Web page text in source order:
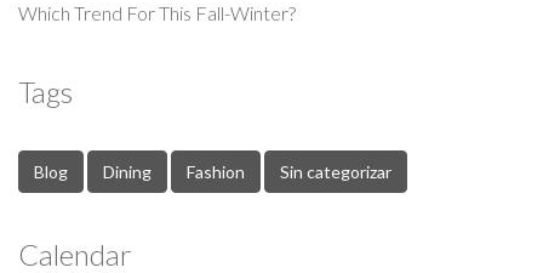
Which Trend For This Fall-Winter?
Tags
Blog Dining Fashion Sin categorizar
Calendar